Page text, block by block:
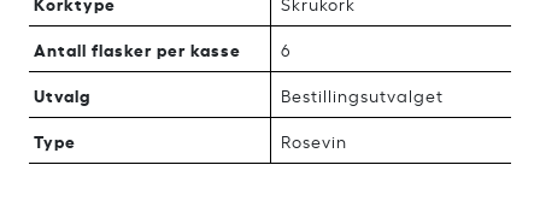
Antall flasker per kasse 6
Utvalg Bestillingsutvalget
Type Rosevin